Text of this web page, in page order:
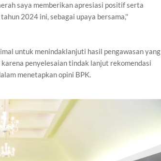
saya memberikan apresiasi positif serta
2024 ini, sebagai upaya bersama,''
untuk menindaklanjuti hasil pengawasan yang
penyelesaian tindak lanjut rekomendasi
menetapkan opini BPK.